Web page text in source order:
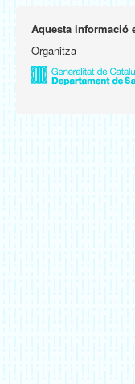
Aquesta informació
Organitza